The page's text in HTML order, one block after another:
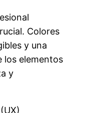
Colores
y una
los elementos
y